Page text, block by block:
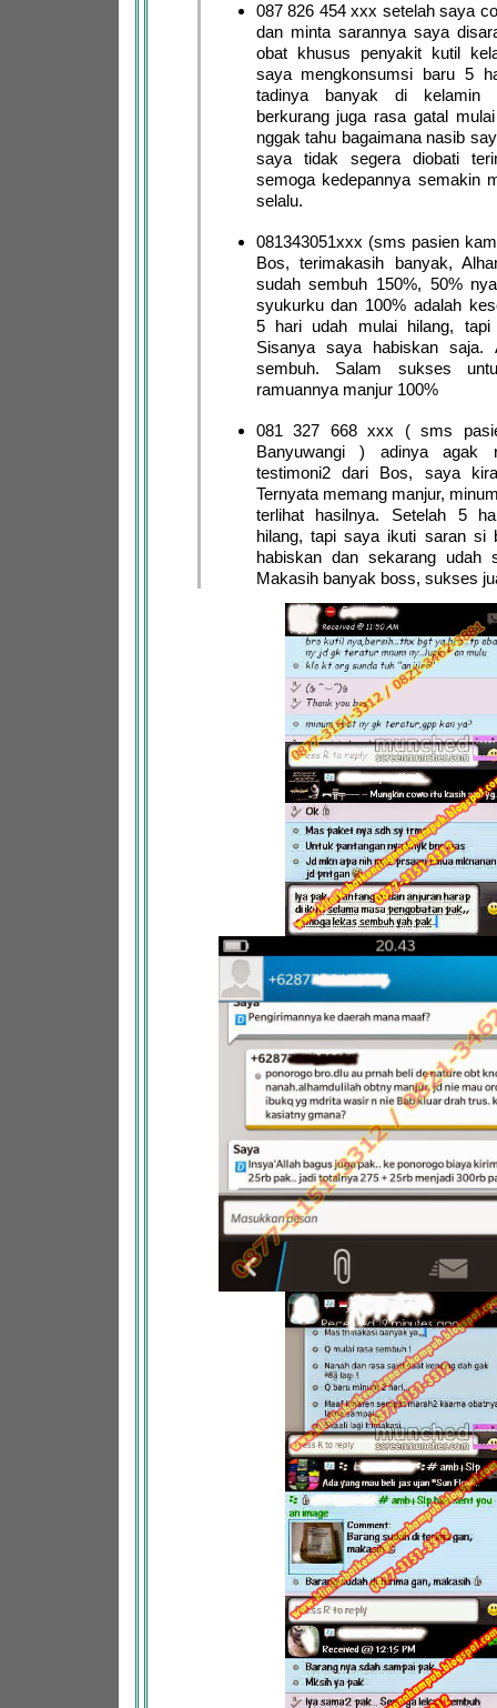
087 826 454 xxx setelah saya
dan minta sarannya saya
obat khusus penyakit kutil
saya mengkonsumsi baru 5
tadinya banyak di kelamin
berkurang juga rasa gatal
nggak tahu bagaimana nasib
saya tidak segera diobati
semoga kedepannya semakin
selalu.
081343051xxx (sms pasien
Bos, terimakasih banyak,
sudah sembuh 150%, 50%
syukurku dan 100% adalah
5 hari udah mulai hilang, tapi
Sisanya saya habiskan saja.
sembuh. Salam sukses
ramuannya manjur 100%
081 327 668 xxx ( sms
Banyuwangi ) adinya agak
testimoni2 dari Bos, saya
Ternyata memang manjur,
terlihat hasilnya. Setelah 5
hilang, tapi saya ikuti saran si
habiskan dan sekarang udah
Makasih banyak boss, sukses